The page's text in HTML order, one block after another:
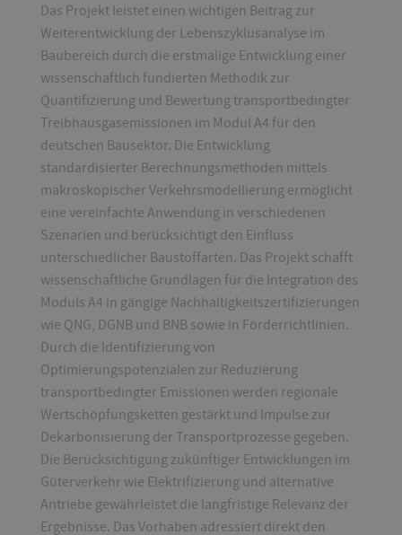
Das Projekt leistet einen wichtigen Beitrag zur
Weiterentwicklung der Lebenszyklusanalyse im
Baubereich durch die erstmalige Entwicklung einer
wissenschaftlich fundierten Methodik zur
Quantifizierung und Bewertung transportbedingter
Treibhausgasemissionen im Modul A4 für den
deutschen Bausektor. Die Entwicklung
standardisierter Berechnungsmethoden mittels
makroskopischer Verkehrsmodellierung ermöglicht
eine vereinfachte Anwendung in verschiedenen
Szenarien und berücksichtigt den Einfluss
unterschiedlicher Baustoffarten. Das Projekt schafft
wissenschaftliche Grundlagen für die Integration des
Moduls A4 in gängige Nachhaltigkeitszertifizierungen
wie QNG, DGNB und BNB sowie in Förderrichtlinien.
Durch die Identifizierung von
Optimierungspotenzialen zur Reduzierung
transportbedingter Emissionen werden regionale
Wertschöpfungsketten gestärkt und Impulse zur
Dekarbonisierung der Transportprozesse gegeben.
Die Berücksichtigung zukünftiger Entwicklungen im
Güterverkehr wie Elektrifizierung und alternative
Antriebe gewährleistet die langfristige Relevanz der
Ergebnisse. Das Vorhaben adressiert direkt den